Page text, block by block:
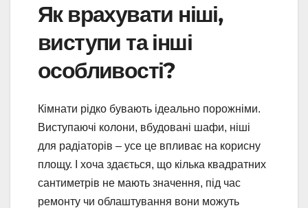
Як врахувати ніші,
виступи та інші
особливості?
Кімнати рідко бувають ідеально порожніми.
Виступаючі колони, вбудовані шафи, ніші
для радіаторів – усе це впливає на корисну
площу. І хоча здається, що кілька квадратних
сантиметрів не мають значення, під час
ремонту чи облаштування вони можуть